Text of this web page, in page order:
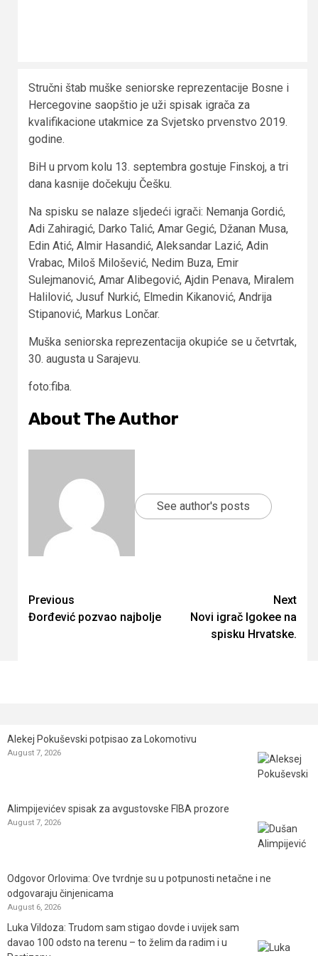
Stručni štab muške seniorske reprezentacije Bosne i
Hercegovine saopštio je uži spisak igrača za
kvalifikacione utakmice za Svjetsko prvenstvo 2019.
godine.
BiH u prvom kolu 13. septembra gostuje Finskoj, a tri
dana kasnije dočekuju Češku.
Na spisku se nalaze sljedeći igrači: Nemanja Gordić,
Adi Zahiragić, Darko Talić, Amar Gegić, Džanan Musa,
Edin Atić, Almir Hasandić, Aleksandar Lazić, Adin
Vrabac, Miloš Milošević, Nedim Buza, Emir
Sulejmanović, Amar Alibegović, Ajdin Penava, Miralem
Halilović, Jusuf Nurkić, Elmedin Kikanović, Andrija
Stipanović, Markus Lončar.
Muška seniorska reprezentacija okupiće se u četvrtak,
30. augusta u Sarajevu.
foto:fiba.
About The Author
See author's posts
Continue
Reading
Previous
Đorđević pozvao najbolje
Next
Novi igrač Igokee na
spisku Hrvatske.
Alekej Pokuševski potpisao za Lokomotivu
August 7, 2026
Alimpijevićev spisak za avgustovske FIBA prozore
August 7, 2026
Odgovor Orlovima: ​Ove tvrdnje su u potpunosti netačne i ne
odgovaraju činjenicama
August 6, 2026
Luka Vildoza: Trudom sam stigao dovde i uvijek sam
davao 100 odsto na terenu – to želim da radim i u